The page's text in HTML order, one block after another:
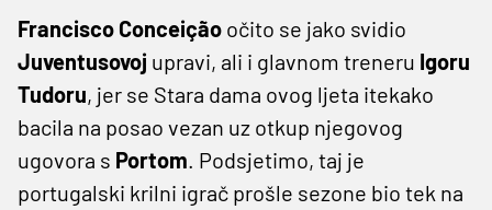
Francisco Conceição očito se jako svidio
Juventusovoj upravi, ali i glavnom treneru Igoru
Tudoru, jer se Stara dama ovog ljeta itekako
bacila na posao vezan uz otkup njegovog
ugovora s Portom. Podsjetimo, taj je
portugalski krilni igrač prošle sezone bio tek na